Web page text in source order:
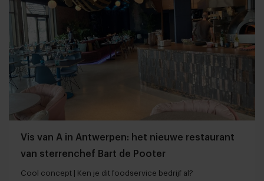
Vis van A in Antwerpen: het nieuwe restaurant
van sterrenchef Bart de Pooter
Cool concept | Ken je dit foodservice bedrijf al?